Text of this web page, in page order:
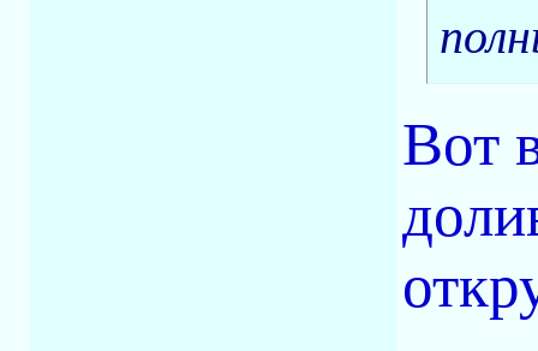
Вот